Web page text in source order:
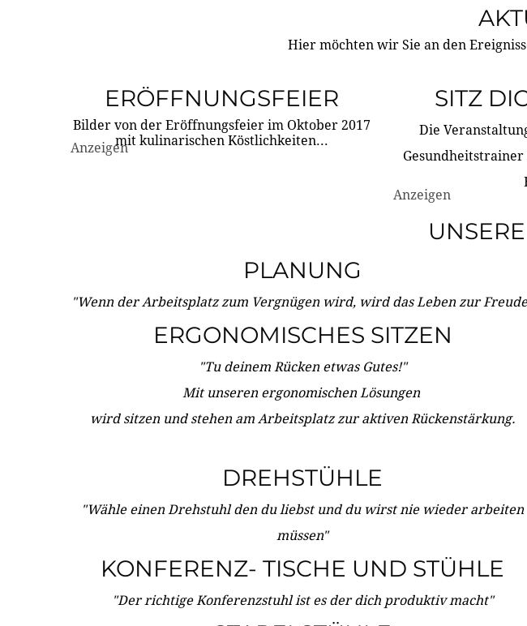
Hier möchten wir Sie an den
ERÖFFNUNGSFEIER
Bilder von der Eröffnungsfeier im Oktober 2017
mit kulinarischen Köstlichkeiten...
Anzeigen
SITZ
Die
Anzeigen
PLANUNG
"Wenn der Arbeitsplatz zum Vergnügen wird, wird das Leben zur
ERGONOMISCHES SITZEN
"Tu deinem Rücken etwas Gutes!"
Mit unseren ergonomischen Lösungen
wird sitzen und stehen am Arbeitsplatz zur aktiven Rückenstärkung.
DREHSTÜHLE
"Wähle einen Drehstuhl den du liebst und du wirst nie wieder arbeiten
müssen"
KONFERENZ- TISCHE UND STÜHLE
"Der richtige Konferenzstuhl ist es der dich produktiv macht"